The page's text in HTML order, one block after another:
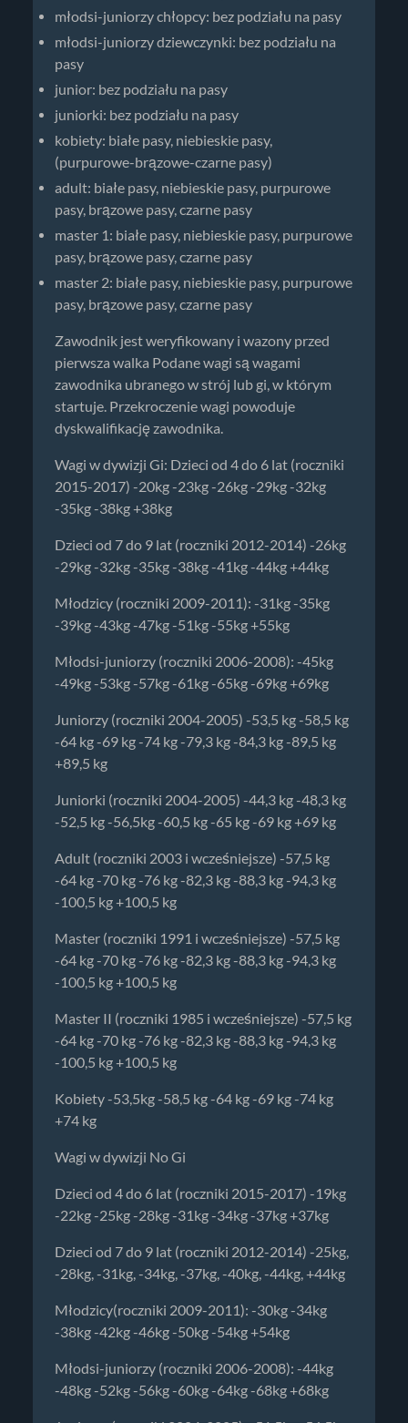
młodsi-juniorzy chłopcy: bez podziału na pasy
młodsi-juniorzy dziewczynki: bez podziału na
pasy
junior: bez podziału na pasy
juniorki: bez podziału na pasy
kobiety: białe pasy, niebieskie pasy,
(purpurowe-brązowe-czarne pasy)
adult: białe pasy, niebieskie pasy, purpurowe
pasy, brązowe pasy, czarne pasy
master 1: białe pasy, niebieskie pasy, purpurowe
pasy, brązowe pasy, czarne pasy
master 2: białe pasy, niebieskie pasy, purpurowe
pasy, brązowe pasy, czarne pasy
Zawodnik jest weryfikowany i wazony przed
pierwsza walka Podane wagi są wagami
zawodnika ubranego w strój lub gi, w którym
startuje. Przekroczenie wagi powoduje
dyskwalifikację zawodnika.
Wagi w dywizji Gi: Dzieci od 4 do 6 lat (roczniki
2015-2017) -20kg -23kg -26kg -29kg -32kg
-35kg -38kg +38kg
Dzieci od 7 do 9 lat (roczniki 2012-2014) -26kg
-29kg -32kg -35kg -38kg -41kg -44kg +44kg
Młodzicy (roczniki 2009-2011): -31kg -35kg
-39kg -43kg -47kg -51kg -55kg +55kg
Młodsi-juniorzy (roczniki 2006-2008): -45kg
-49kg -53kg -57kg -61kg -65kg -69kg +69kg
Juniorzy (roczniki 2004-2005) -53,5 kg -58,5 kg
-64 kg -69 kg -74 kg -79,3 kg -84,3 kg -89,5 kg
+89,5 kg
Juniorki (roczniki 2004-2005) -44,3 kg -48,3 kg
-52,5 kg -56,5kg -60,5 kg -65 kg -69 kg +69 kg
Adult (roczniki 2003 i wcześniejsze) -57,5 kg
-64 kg -70 kg -76 kg -82,3 kg -88,3 kg -94,3 kg
-100,5 kg +100,5 kg
Master (roczniki 1991 i wcześniejsze) -57,5 kg
-64 kg -70 kg -76 kg -82,3 kg -88,3 kg -94,3 kg
-100,5 kg +100,5 kg
Master II (roczniki 1985 i wcześniejsze) -57,5 kg
-64 kg -70 kg -76 kg -82,3 kg -88,3 kg -94,3 kg
-100,5 kg +100,5 kg
Kobiety -53,5kg -58,5 kg -64 kg -69 kg -74 kg
+74 kg
Wagi w dywizji No Gi
Dzieci od 4 do 6 lat (roczniki 2015-2017) -19kg
-22kg -25kg -28kg -31kg -34kg -37kg +37kg
Dzieci od 7 do 9 lat (roczniki 2012-2014) -25kg,
-28kg, -31kg, -34kg, -37kg, -40kg, -44kg, +44kg
Młodzicy(roczniki 2009-2011): -30kg -34kg
-38kg -42kg -46kg -50kg -54kg +54kg
Młodsi-juniorzy (roczniki 2006-2008): -44kg
-48kg -52kg -56kg -60kg -64kg -68kg +68kg